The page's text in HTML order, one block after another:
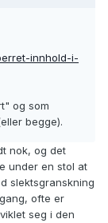
innhold-i-
og som
begge).
nok, og det
under en stol at
slektsgranskning
ofte er
seg i den